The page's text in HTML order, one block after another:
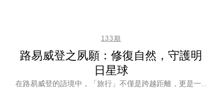
133期
路易威登之夙願：修復自然，守護明
日星球
在路易威登的語境中，「旅行」不僅是跨越距離，更是一…